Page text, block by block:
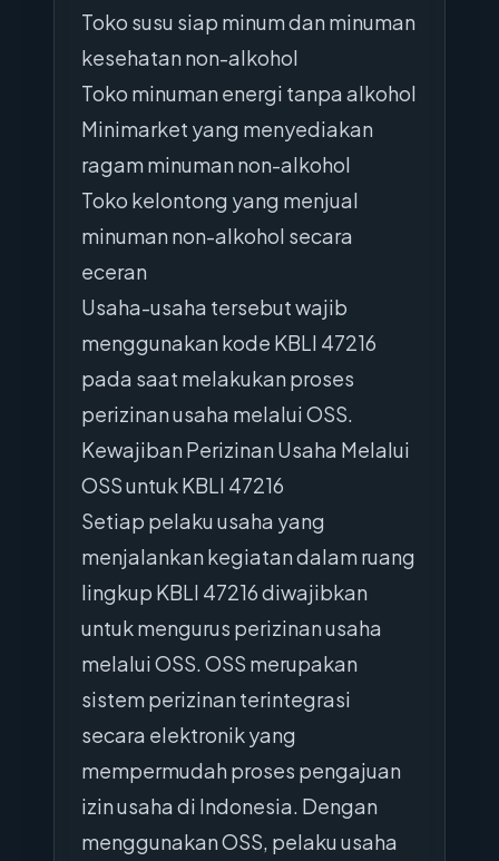
Toko susu siap minum dan minuman
kesehatan non-alkohol
Toko minuman energi tanpa alkohol
Minimarket yang menyediakan
ragam minuman non-alkohol
Toko kelontong yang menjual
minuman non-alkohol secara
eceran
Usaha-usaha tersebut wajib
menggunakan kode KBLI 47216
pada saat melakukan proses
perizinan usaha melalui OSS.
Kewajiban Perizinan Usaha Melalui
OSS untuk KBLI 47216
Setiap pelaku usaha yang
menjalankan kegiatan dalam ruang
lingkup KBLI 47216 diwajibkan
untuk mengurus perizinan usaha
melalui OSS. OSS merupakan
sistem perizinan terintegrasi
secara elektronik yang
mempermudah proses pengajuan
izin usaha di Indonesia. Dengan
menggunakan OSS, pelaku usaha